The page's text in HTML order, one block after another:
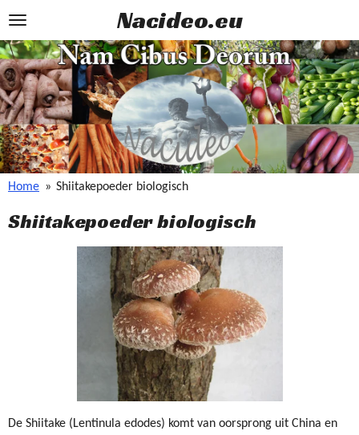
Ga
naar
de
hoofdinhoud
Nacideo.eu
Home » Shiitakepoeder biologisch
Shiitakepoeder biologisch
De Shiitake (Lentinula edodes) komt van oorsprong uit China en